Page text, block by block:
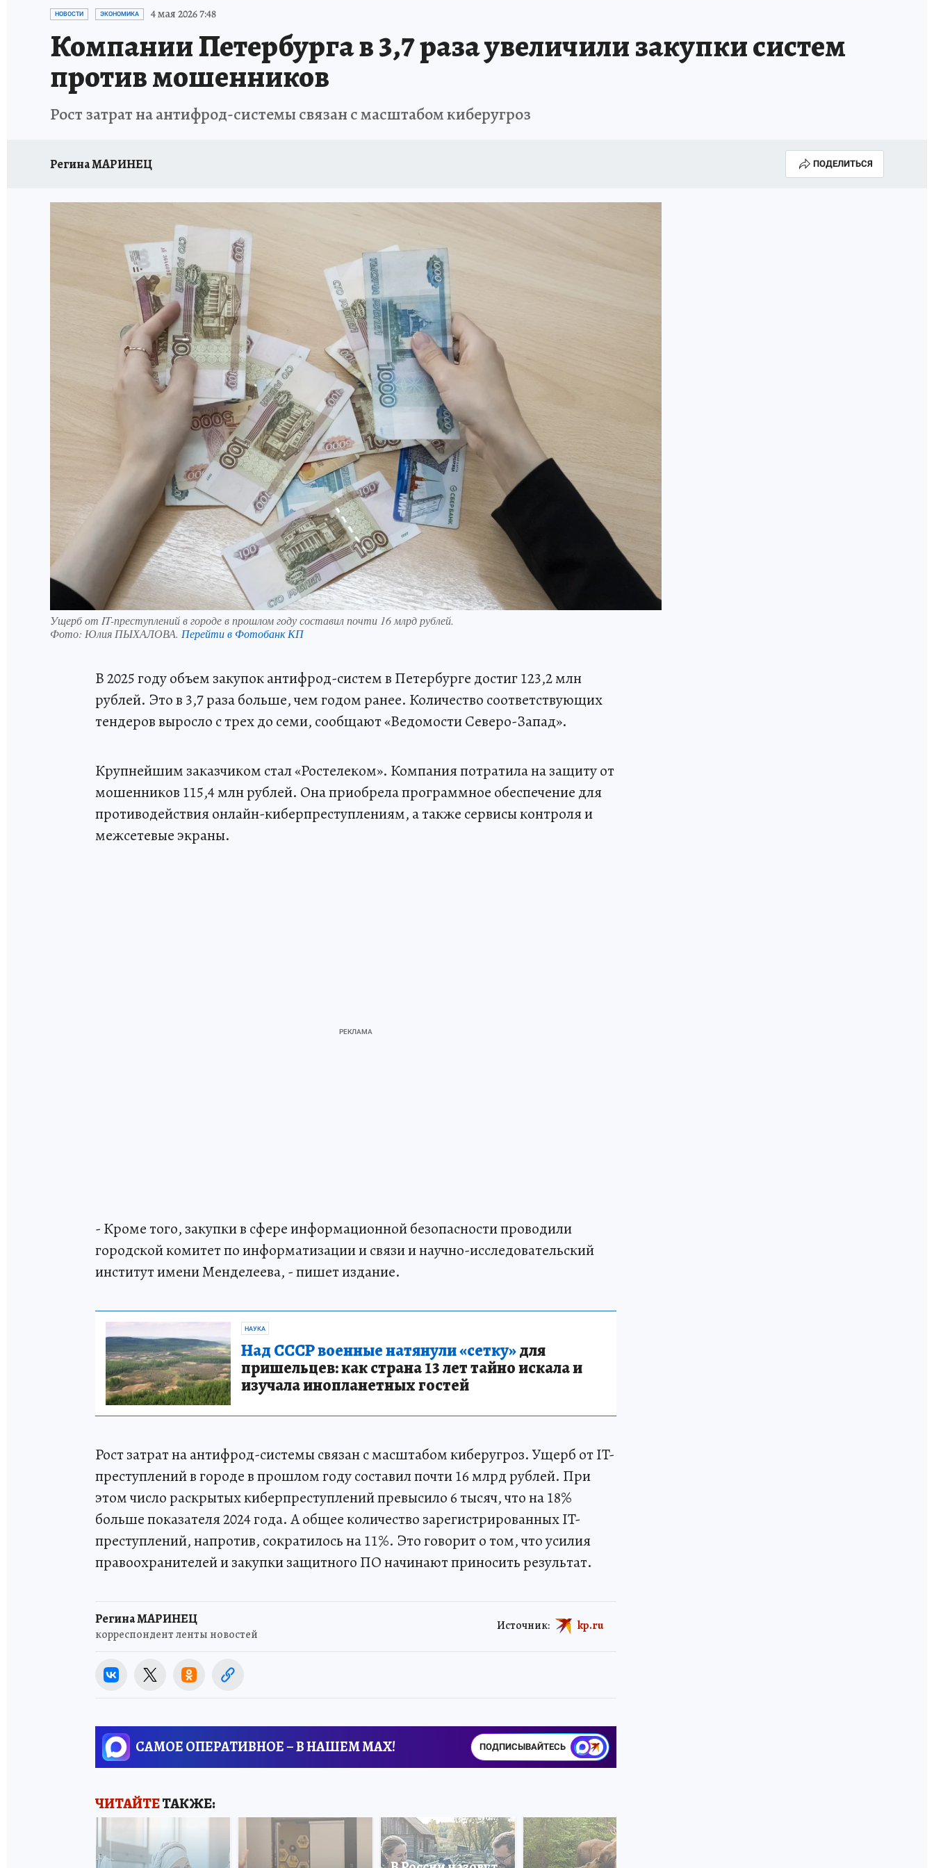
ПЕТЕРБУРГСКАЯ СТРОЙКА
НОВОСТИ ЭКОНОМИКА 4 мая 2026 7:48
Компании Петербурга в 3,7 раза увеличили закупки систем
против мошенников
Рост затрат на антифрод-системы связан с масштабом киберугроз
Регина МАРИНЕЦ ПОДЕЛИТЬСЯ
Ущерб от IT-преступлений в городе в прошлом году составил почти 16 млрд рублей.
Фото: Юлия ПЫХАЛОВА. Перейти в Фотобанк КП
В 2025 году объем закупок антифрод-систем в Петербурге достиг 123,2 млн
рублей. Это в 3,7 раза больше, чем годом ранее. Количество соответствующих
тендеров выросло с трех до семи, сообщают «Ведомости Северо-Запад».
Крупнейшим заказчиком стал «Ростелеком». Компания потратила на защиту от
мошенников 115,4 млн рублей. Она приобрела программное обеспечение для
противодействия онлайн-киберпреступлениям, а также сервисы контроля и
межсетевые экраны.
- Кроме того, закупки в сфере информационной безопасности проводили
городской комитет по информатизации и связи и научно-исследовательский
институт имени Менделеева, - пишет издание.
НАУКА
Над СССР военные натянули «сетку»для
пришельцев: как страна 13 лет тайно искала и
изучала инопланетных гостей
Рост затрат на антифрод-системы связан с масштабом киберугроз. Ущерб от IT-
преступлений в городе в прошлом году составил почти 16 млрд рублей. При
этом число раскрытых киберпреступлений превысило 6 тысяч, что на 18%
больше показателя 2024 года. А общее количество зарегистрированных IT-
преступлений, напротив, сократилось на 11%. Это говорит о том, что усилия
правоохранителей и закупки защитного ПО начинают приносить результат.
Регина МАРИНЕЦ
корреспондент ленты новостей
Источник: kp.ru
САМОЕ ОПЕРАТИВНОЕ – В НАШЕМ MAX! ПОДПИСЫВАЙТЕСЬ
ЧИТАЙТЕТАКЖЕ: